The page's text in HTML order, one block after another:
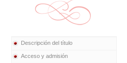
Descripción del título
Acceso y admisión